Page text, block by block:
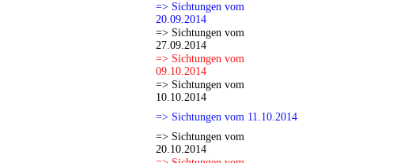
=> Sichtungen vom
20.09.2014
=> Sichtungen vom
27.09.2014
=> Sichtungen vom
09.10.2014
=> Sichtungen vom
10.10.2014
=> Sichtungen vom 11.10.2014
=> Sichtungen vom
20.10.2014